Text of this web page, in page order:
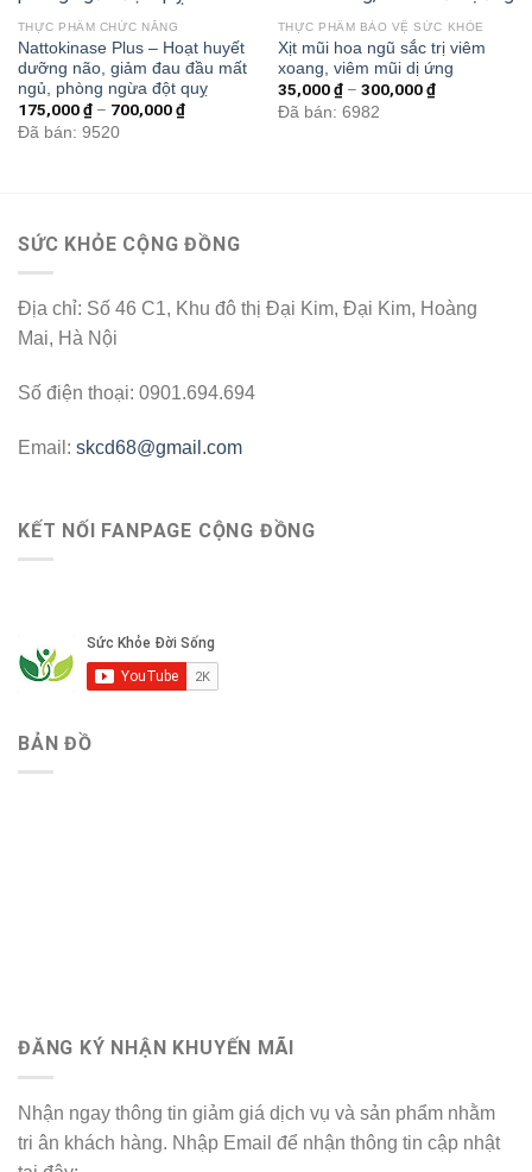
THỰC PHẨM CHỨC NĂNG
Nattokinase Plus – Hoạt huyết
dưỡng não, giảm đau đầu mất
ngủ, phòng ngừa đột quỵ
175,000₫– 700,000₫
Đã bán: 9520
THỰC PHẨM BẢO VỆ SỨC KHỎE
Xịt mũi hoa ngũ sắc trị viêm
xoang, viêm mũi dị ứng
35,000₫– 300,000₫
Đã bán: 6982
SỨC KHỎE CỘNG ĐỒNG
Địa chỉ: Số 46 C1, Khu đô thị Đại Kim, Đại Kim, Hoàng
Mai, Hà Nội
Số điện thoại: 0901.694.694
Email: skcd68@gmail.com
KẾT NỐI FANPAGE CỘNG ĐỒNG
BẢN ĐỒ
ĐĂNG KÝ NHẬN KHUYẾN MÃI
Nhận ngay thông tin giảm giá dịch vụ và sản phẩm nhằm
tri ân khách hàng. Nhập Email để nhận thông tin cập nhật